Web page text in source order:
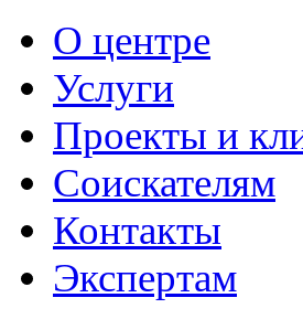
О центре
Услуги
Проекты и
Соискателям
Контакты
Экспертам